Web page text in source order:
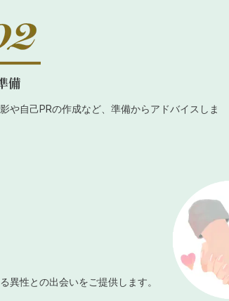
備
や自己PRの作成など、準備からアドバイスしま
異性との出会いをご提供します。